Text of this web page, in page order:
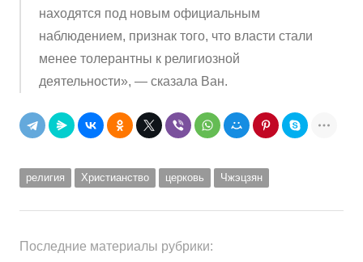
находятся под новым официальным
наблюдением, признак того, что власти стали
менее толерантны к религиозной
деятельности», — сказала Ван.
религия Христианство церковь Чжэцзян
Последние материалы рубрики: